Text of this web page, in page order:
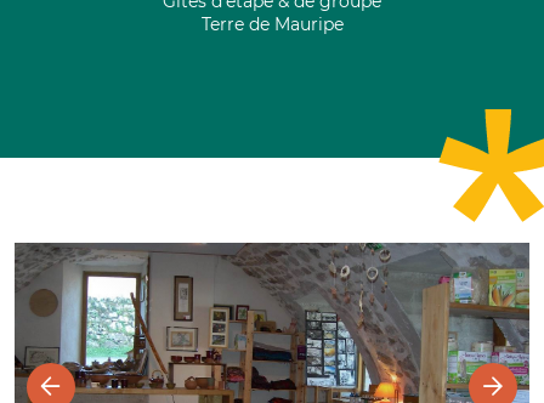
Terre de Mauripe